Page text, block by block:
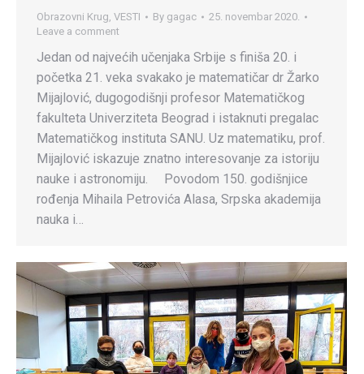
Obrazovni Krug VESTI By gagac
25. novembar 2020.
Leave a comment
Jedan od najvećih učenjaka Srbije s finiša 20. i
početka 21. veka svakako je matematičar dr Žarko
Mijajlović, dugogodišnji profesor Matematičkog
fakulteta Univerziteta Beograd i istaknuti pregalac
Matematičkog instituta SANU. Uz matematiku, prof.
Mijajlović iskazuje znatno interesovanje za istoriju
nauke i astronomiju. Povodom 150. godišnjice
rođenja Mihaila Petrovića Alasa, Srpska akademija
nauka i…